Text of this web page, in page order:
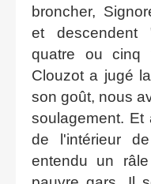
broncher,
et descendent
quatre ou cinq
Clouzot a jugé
son goût, nous
soulagement. Et
de l'intérieur
entendu un